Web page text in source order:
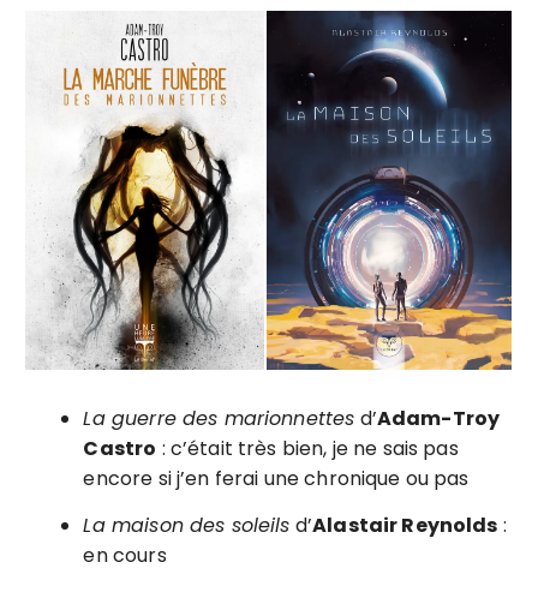
La guerre des marionnettes d’Adam-Troy
Castro : c’était très bien, je ne sais pas
encore si j’en ferai une chronique ou pas
La maison des soleils d’Alastair Reynolds :
en cours